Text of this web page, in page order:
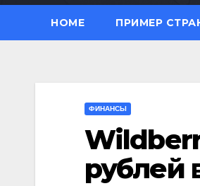
HOME ПРИМЕР
ФИНАНСЫ
рублей